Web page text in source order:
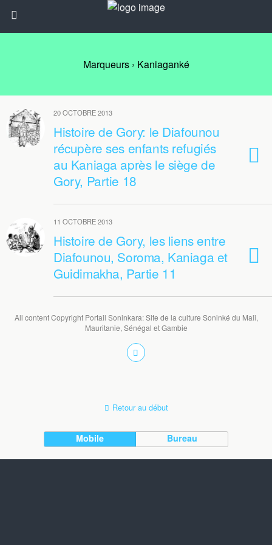
Marqueurs › Kaniaganké
20 OCTOBRE 2013
Histoire de Gory: le Diafounou
récupère ses enfants refugiés
au Kaniaga après le siège de
Gory, Partie 18
11 OCTOBRE 2013
Histoire de Gory, les liens entre
Diafounou, Soroma, Kaniaga et
Guidimakha, Partie 11
All content Copyright Portail Soninkara: Site de la culture Soninké du Mali,
Mauritanie, Sénégal et Gambie
Retour au début
Mobile Bureau